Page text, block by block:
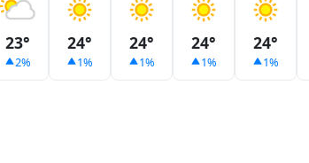
23°
2%
24°
1%
24°
1%
24°
1%
24°
1%